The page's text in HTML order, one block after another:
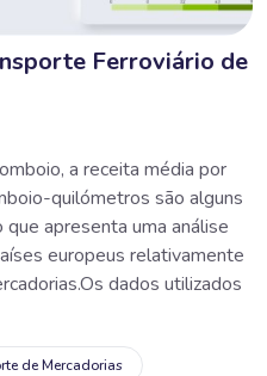
Ferroviário de
a receita média por
quilómetros são alguns
apresenta uma análise
europeus relativamente
dados utilizados
de Mercadorias